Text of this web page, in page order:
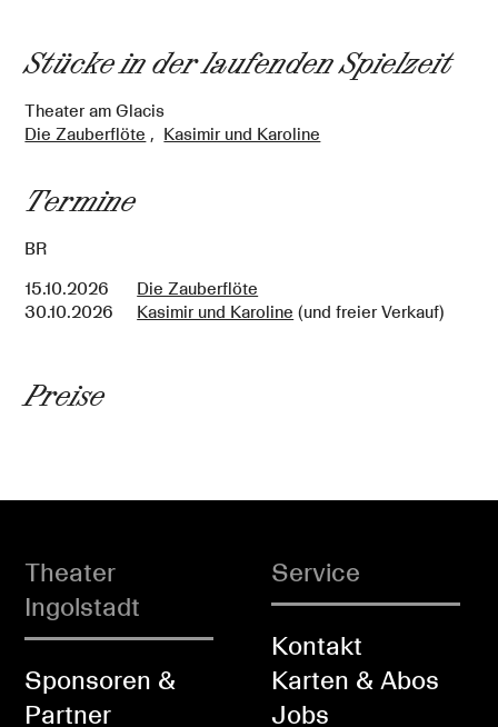
Stücke in der laufenden Spielzeit
Theater am Glacis
Die Zauberflöte , Kasimir und Karoline
Termine
BR
15.10.2026
Die Zauberflöte
30.10.2026
Kasimir und Karoline (und freier Verkauf)
Preise
Theater
Ingolstadt
Sponsoren &
Partner
Service
Kontakt
Karten & Abos
Jobs